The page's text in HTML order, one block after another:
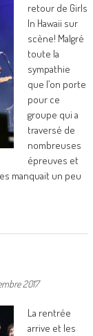
retour de Girls
In Hawaii sur
scène! Malgré
toute la
sympathie
que l’on porte
pour ce
groupe qui a
traversé de
nombreuses
épreuves et
manquait un peu
2017
La rentrée
arrive et les